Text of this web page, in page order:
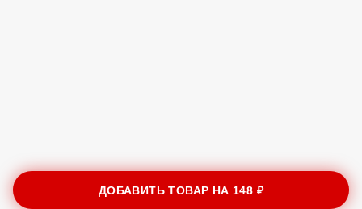
ДОБАВИТЬ ТОВАР НА 148 ₽